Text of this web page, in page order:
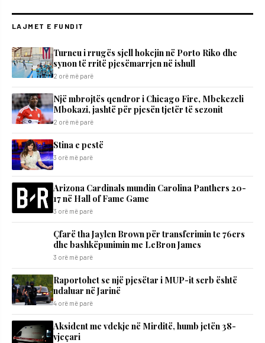
LAJMET E FUNDIT
Turneu i rrugës sjell hokejin në Porto Riko dhe
synon të rritë pjesëmarrjen në ishull
2 orë më parë
Një mbrojtës qendror i Chicago Fire, Mbekezeli
Mbokazi, jashtë për pjesën tjetër të sezonit
2 orë më parë
Stina e pestë
3 orë më parë
Arizona Cardinals mundin Carolina Panthers 20-
17 në Hall of Fame Game
3 orë më parë
Çfarë tha Jaylen Brown për transferimin te 76ers
dhe bashkëpunimin me LeBron James
3 orë më parë
Raportohet se një pjesëtar i MUP-it serb është
ndaluar në Jarinë
4 orë më parë
Aksident me vdekje në Mirditë, humb jetën 38-
vjeçari